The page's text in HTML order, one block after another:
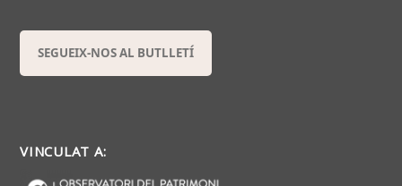
SEGUEIX-NOS AL BUTLLETÍ
VINCULAT A: